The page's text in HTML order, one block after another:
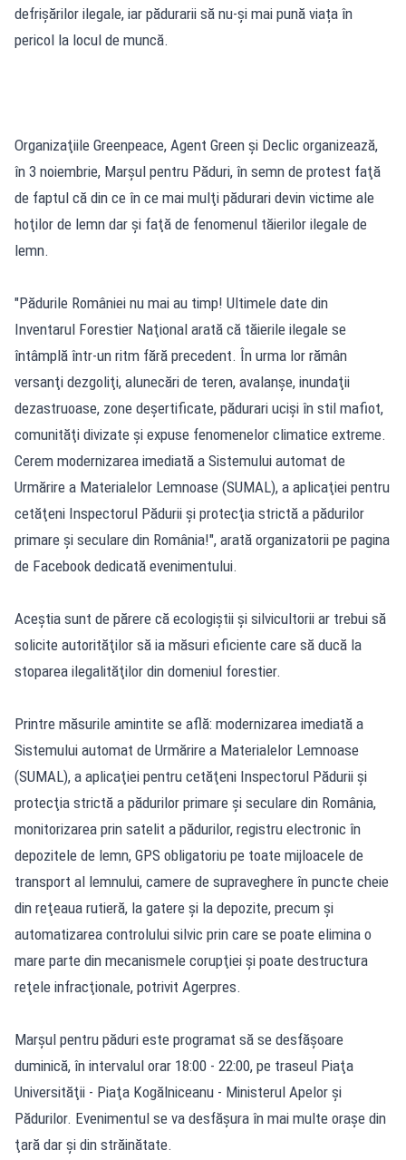
defrișărilor ilegale, iar pădurarii să nu-și mai pună viața în
pericol la locul de muncă.
Organizaţiile Greenpeace, Agent Green şi Declic organizează,
în 3 noiembrie, Marşul pentru Păduri, în semn de protest faţă
de faptul că din ce în ce mai mulţi pădurari devin victime ale
hoţilor de lemn dar şi faţă de fenomenul tăierilor ilegale de
lemn.
"Pădurile României nu mai au timp! Ultimele date din
Inventarul Forestier Naţional arată că tăierile ilegale se
întâmplă într-un ritm fără precedent. În urma lor rămân
versanţi dezgoliţi, alunecări de teren, avalanşe, inundaţii
dezastruoase, zone deşertificate, pădurari ucişi în stil mafiot,
comunităţi divizate şi expuse fenomenelor climatice extreme.
Cerem modernizarea imediată a Sistemului automat de
Urmărire a Materialelor Lemnoase (SUMAL), a aplicaţiei pentru
cetăţeni Inspectorul Pădurii şi protecţia strictă a pădurilor
primare şi seculare din România!", arată organizatorii pe pagina
de Facebook dedicată evenimentului.
Aceştia sunt de părere că ecologiştii şi silvicultorii ar trebui să
solicite autorităţilor să ia măsuri eficiente care să ducă la
stoparea ilegalităţilor din domeniul forestier.
Printre măsurile amintite se află: modernizarea imediată a
Sistemului automat de Urmărire a Materialelor Lemnoase
(SUMAL), a aplicaţiei pentru cetăţeni Inspectorul Pădurii şi
protecţia strictă a pădurilor primare şi seculare din România,
monitorizarea prin satelit a pădurilor, registru electronic în
depozitele de lemn, GPS obligatoriu pe toate mijloacele de
transport al lemnului, camere de supraveghere în puncte cheie
din reţeaua rutieră, la gatere şi la depozite, precum şi
automatizarea controlului silvic prin care se poate elimina o
mare parte din mecanismele corupţiei şi poate destructura
reţele infracţionale, potrivit Agerpres.
Marşul pentru păduri este programat să se desfăşoare
duminică, în intervalul orar 18:00 - 22:00, pe traseul Piaţa
Universităţii - Piaţa Kogălniceanu - Ministerul Apelor şi
Pădurilor. Evenimentul se va desfăşura în mai multe oraşe din
ţară dar şi din străinătate.